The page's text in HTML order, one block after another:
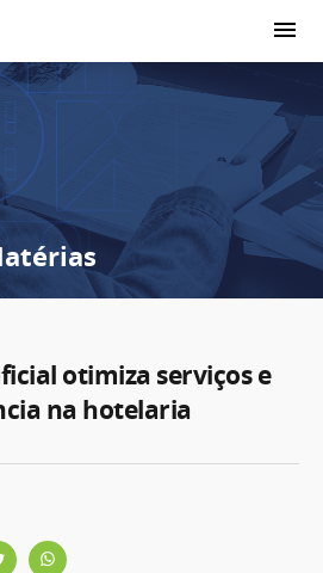
otimiza serviços e
na hotelaria